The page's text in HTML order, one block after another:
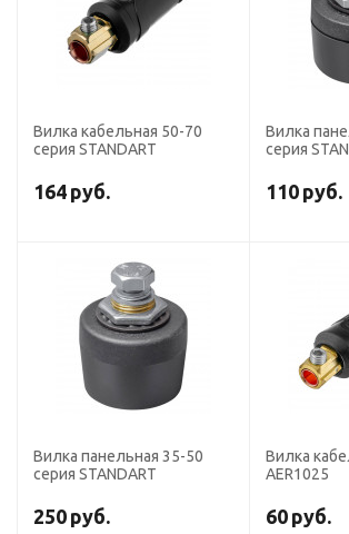
Вилка кабельная 50-70
серия STANDART
164 руб.
Вилка
серия
110 руб.
Вилка панельная 35-50
серия STANDART
250 руб.
Вилка
AER1025
60 руб.